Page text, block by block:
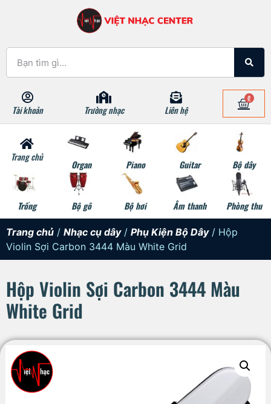
Tài khoản Trường nhạc Liên hệ
0
Trang chủ
Organ Piano Guitar Bộ dây
Trống Bộ gõ Bộ hơi Âm thanh Phòng thu
Trang chủ / Nhạc cụ dây/ Phụ Kiện Bộ Dây/ Hộp
Violin Sợi Carbon 3444 Màu White Grid
Hộp Violin Sợi Carbon 3444 Màu
White Grid